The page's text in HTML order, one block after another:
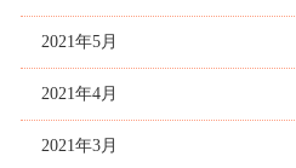
2021年5月
2021年4月
2021年3月